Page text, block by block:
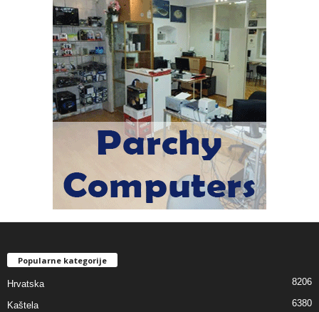
Popularne kategorije
Hrvatska 8206
Kaštela 6380